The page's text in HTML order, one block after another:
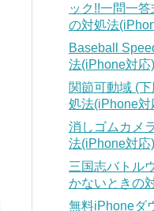
ック!!一問一
の対処法
Baseball
法(iPhone対応)
関節可動域 (
処法(iPhone対
消しゴムカメ
法(iPhone対応)
三国志バトル
かないときの
無料iPhoneダ